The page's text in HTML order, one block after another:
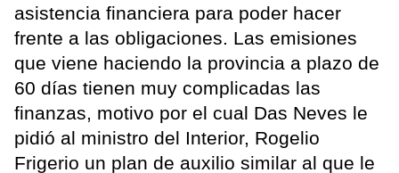
asistencia financiera para poder hacer
frente a las obligaciones. Las emisiones
que viene haciendo la provincia a plazo de
60 días tienen muy complicadas las
finanzas, motivo por el cual Das Neves le
pidió al ministro del Interior, Rogelio
Frigerio un plan de auxilio similar al que le